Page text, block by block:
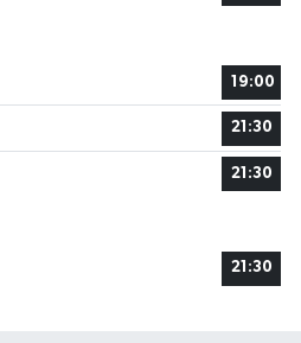
19:00
21:30
21:30
21:30